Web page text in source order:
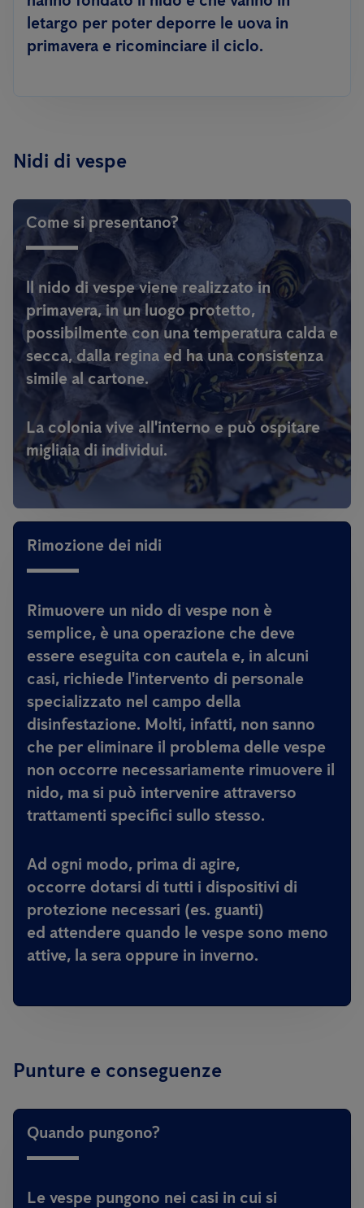
letargo per poter deporre le uova in
primavera e ricominciare il ciclo.
Nidi di vespe
Come si presentano?
ll nido di vespe viene realizzato in
primavera, in un luogo protetto,
possibilmente con una temperatura calda e
secca, dalla regina ed ha una consistenza
simile al cartone.
La colonia vive all'interno e può ospitare
migliaia di individui.
Rimozione dei nidi
Rimuovere un nido di vespe non è
semplice, è una operazione che deve
essere eseguita con cautela e, in alcuni
casi, richiede l'intervento di personale
specializzato nel campo della
disinfestazione. Molti, infatti, non sanno
che per eliminare il problema delle vespe
non occorre necessariamente rimuovere il
nido, ma si può intervenire attraverso
trattamenti specifici sullo stesso.
Ad ogni modo, prima di agire,
occorre dotarsi di tutti i dispositivi di
protezione necessari (es. guanti)
ed attendere quando le vespe sono meno
attive, la sera oppure in inverno.
Punture e conseguenze
Quando pungono?
Le vespe pungono nei casi in cui si